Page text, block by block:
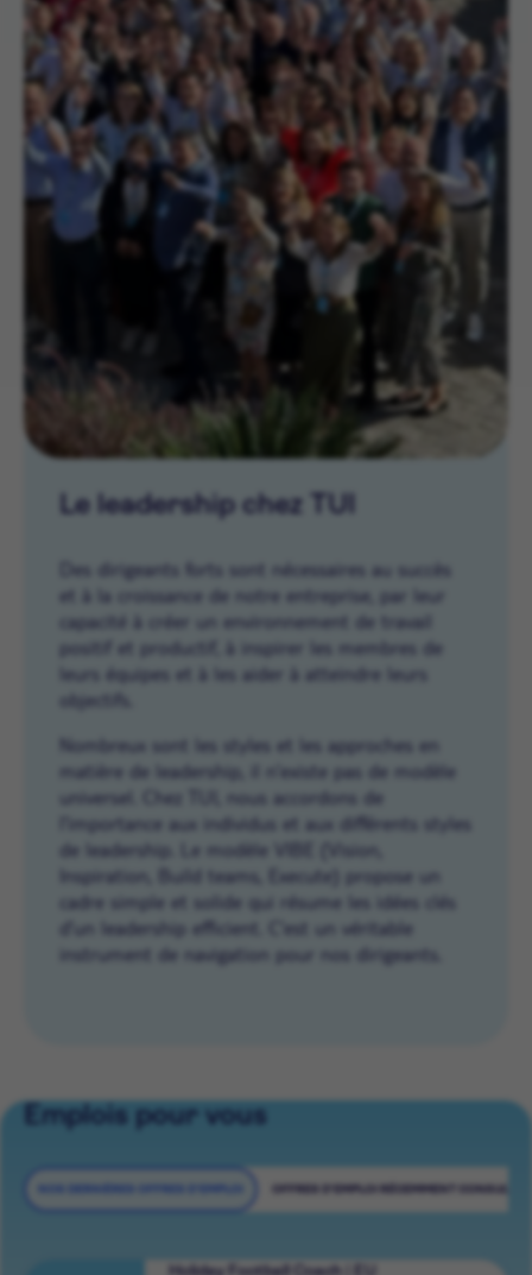
Le leadership chez TUI
Des dirigeants forts sont nécessaires au succès
et à la croissance de notre entreprise, par leur
capacité à créer un environnement de travail
positif et productif, à inspirer les membres de
leurs équipes et à les aider à atteindre leurs
objectifs.
Nombreux sont les styles et les approches en
matière de leadership, il n’existe pas de modèle
universel. Chez TUI, nous accordons de
l’importance aux individus et aux différents styles
de leadership. Le modèle VIBE (Vision,
Inspiration, Build teams, Execute) propose un
cadre simple et solide qui résume les idées clés
d’un leadership efficient. C’est un véritable
instrument de navigation pour nos dirigeants.
Emplois pour vous
Holiday Football Coach | EU